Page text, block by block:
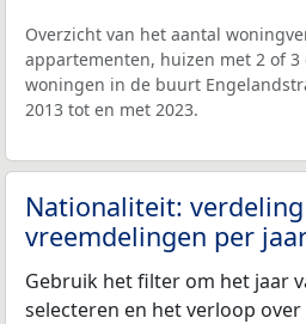
Overzicht van het aantal
appartementen, huizen met 2 of
woningen in de buurt
2013 tot en met 2023.
Nationaliteit:
vreemdelingen per
Gebruik het filter om het jaar
selecteren en het verloop